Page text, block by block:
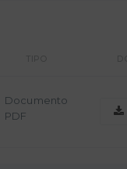
Documento
PDF